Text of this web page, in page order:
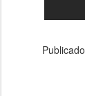
Publicado